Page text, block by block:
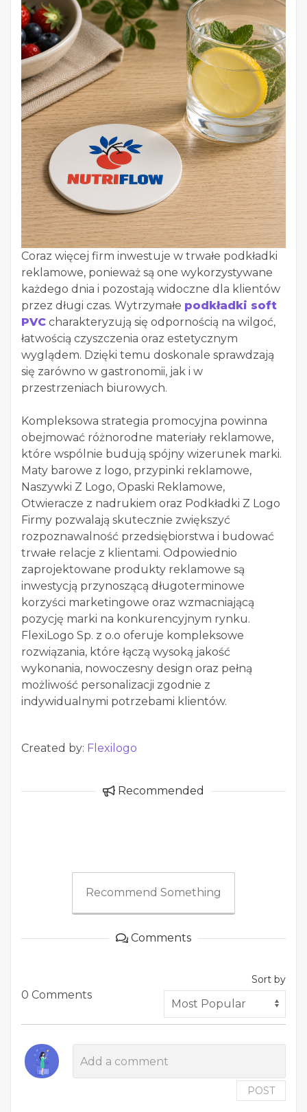
Coraz więcej firm inwestuje w trwałe podkładki
reklamowe, ponieważ są one wykorzystywane
każdego dnia i pozostają widoczne dla klientów
przez długi czas. Wytrzymałe podkładki soft
PVC charakteryzują się odpornością na wilgoć,
łatwością czyszczenia oraz estetycznym
wyglądem. Dzięki temu doskonale sprawdzają
się zarówno w gastronomii, jak i w
przestrzeniach biurowych.
Kompleksowa strategia promocyjna powinna
obejmować różnorodne materiały reklamowe,
które wspólnie budują spójny wizerunek marki.
Maty barowe z logo, przypinki reklamowe,
Naszywki Z Logo, Opaski Reklamowe,
Otwieracze z nadrukiem oraz Podkładki Z Logo
Firmy pozwalają skutecznie zwiększyć
rozpoznawalność przedsiębiorstwa i budować
trwałe relacje z klientami. Odpowiednio
zaprojektowane produkty reklamowe są
inwestycją przynoszącą długoterminowe
korzyści marketingowe oraz wzmacniającą
pozycję marki na konkurencyjnym rynku.
FlexiLogo Sp. z o.o oferuje kompleksowe
rozwiązania, które łączą wysoką jakość
wykonania, nowoczesny design oraz pełną
możliwość personalizacji zgodnie z
indywidualnymi potrzebami klientów.
Created by: Flexilogo
Recommended
Recommend Something
Comments
0 Comments
Sort by
POST